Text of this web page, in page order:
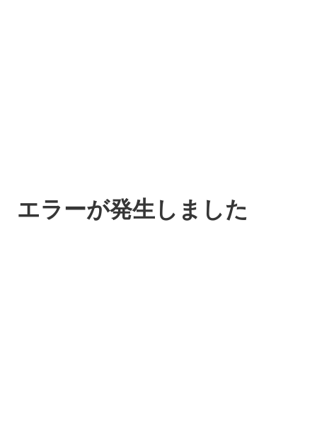
エラーが発生しました